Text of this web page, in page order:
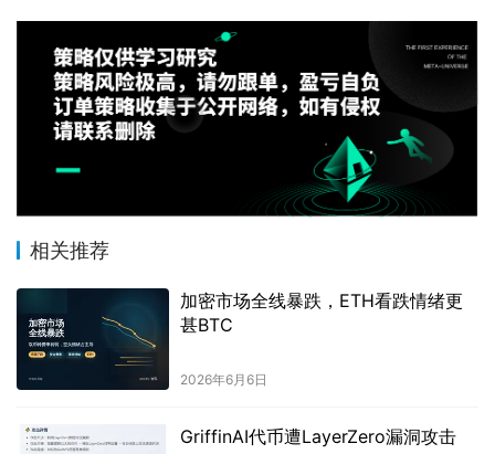
相关推荐
加密市场全线暴跌，ETH看跌情绪更
甚BTC
2026年6月6日
GriffinAI代币遭LayerZero漏洞攻击